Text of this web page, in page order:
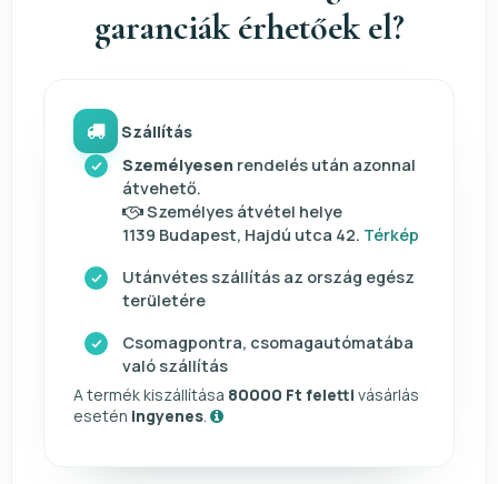
garanciák érhetőek el?
Szállítás
Személyesen rendelés után azonnal
átvehető.
Személyes átvétel helye
1139 Budapest, Hajdú utca 42. Térkép
Utánvétes szállítás az ország egész
területére
Csomagpontra, csomagautómatába
való szállítás
A termék kiszállítása 80000 Ft feletti vásárlás
esetén ingyenes